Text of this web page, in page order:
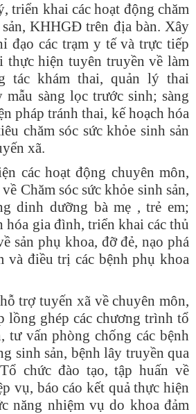
triển khai các hoạt động chăm
KHHGĐ trên địa bàn. Xây
đạo các trạm y tế và trực tiếp
thực hiện tuyên truyền về làm
tác khám thai, quản lý thai
sàng lọc trước sinh; sàng
pháp tránh thai, kế hoạch hóa
chăm sóc sức khỏe sinh sản
xã.
các hoạt động chuyên môn,
Chăm sóc sức khỏe sinh sản,
dinh dưỡng bà mẹ , trẻ em;
hóa gia đình, triển khai các thủ
sản phụ khoa, đỡ đẻ, nạo phá
và điều trị các bệnh phụ khoa
trợ tuyến xã về chuyên môn,
lồng ghép các chương trình tổ
tư vấn phòng chống các bệnh
sinh sản, bệnh lây truyền qua
chức đào tạo, tập huấn về
vụ, báo cáo kết quả thực hiện
năng nhiệm vụ do khoa đảm